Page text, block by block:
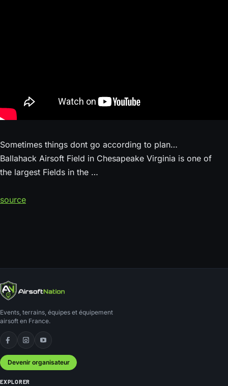
Sometimes things dont go according to plan…
Ballahack Airsoft Field in Chesapeake Virginia is one of
the largest Fields in the …
source
Events, terrains, équipes et équipement
airsoft en France.
Facebook
Instagram
YouTube
Devenir organisateur
EXPLORER